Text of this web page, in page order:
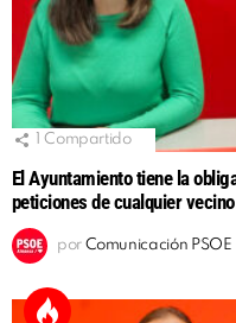
Compartido
El Ayuntamiento tiene la
peticiones de cualquier vecino
por Comunicación PSOE